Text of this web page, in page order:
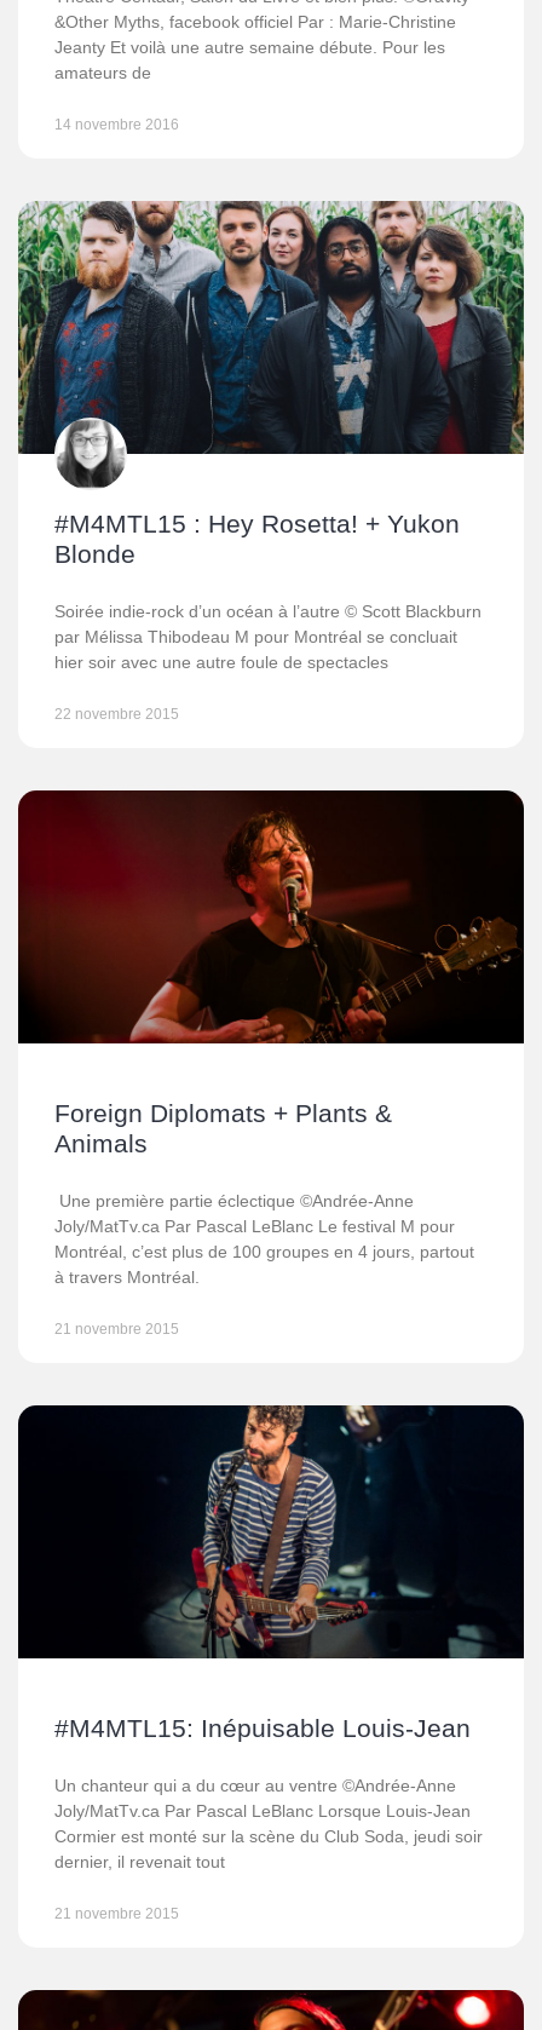
&Other Myths, facebook officiel Par : Marie-Christine
Jeanty Et voilà une autre semaine débute. Pour les
amateurs de
14 novembre 2016
#M4MTL15 : Hey Rosetta! + Yukon
Blonde
Soirée indie-rock d’un océan à l’autre © Scott Blackburn
par Mélissa Thibodeau M pour Montréal se concluait
hier soir avec une autre foule de spectacles
22 novembre 2015
Foreign Diplomats + Plants &
Animals
Une première partie éclectique ©Andrée-Anne
Joly/MatTv.ca Par Pascal LeBlanc Le festival M pour
Montréal, c’est plus de 100 groupes en 4 jours, partout
à travers Montréal.
21 novembre 2015
#M4MTL15: Inépuisable Louis-Jean
Un chanteur qui a du cœur au ventre ©Andrée-Anne
Joly/MatTv.ca Par Pascal LeBlanc Lorsque Louis-Jean
Cormier est monté sur la scène du Club Soda, jeudi soir
dernier, il revenait tout
21 novembre 2015